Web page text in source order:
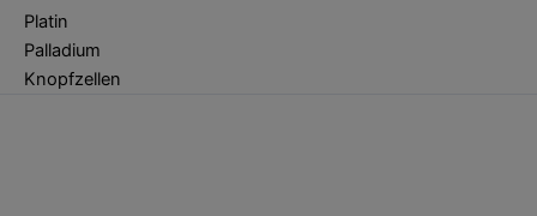
Platin
Palladium
Knopfzellen